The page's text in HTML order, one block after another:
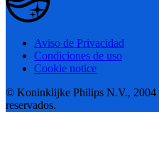
Aviso de Privacidad
Condiciones de uso
Cookie notice
© Koninklijke Philips N.V., 2004
reservados.